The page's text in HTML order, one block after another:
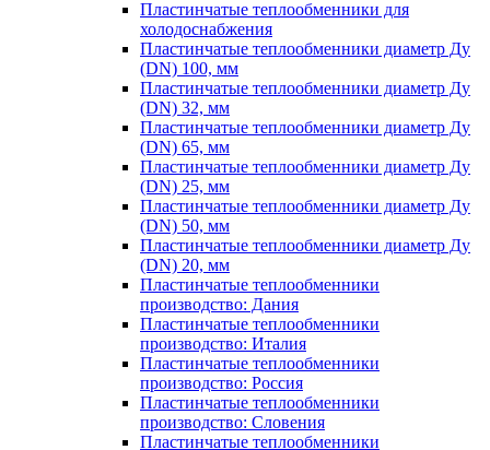
Пластинчатые теплообменники для
холодоснабжения
Пластинчатые теплообменники диаметр Ду
(DN) 100, мм
Пластинчатые теплообменники диаметр Ду
(DN) 32, мм
Пластинчатые теплообменники диаметр Ду
(DN) 65, мм
Пластинчатые теплообменники диаметр Ду
(DN) 25, мм
Пластинчатые теплообменники диаметр Ду
(DN) 50, мм
Пластинчатые теплообменники диаметр Ду
(DN) 20, мм
Пластинчатые теплообменники
производство: Дания
Пластинчатые теплообменники
производство: Италия
Пластинчатые теплообменники
производство: Россия
Пластинчатые теплообменники
производство: Словения
Пластинчатые теплообменники